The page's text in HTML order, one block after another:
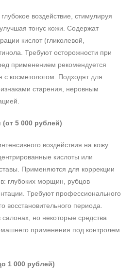
воздействие, стимулируя
тонус кожи. Содержат
кислот (гликолевой,
Требуют осторожности при
применением рекомендуется
с косметологом. Подходят для
старения, неровным
(от 5 000 рублей)
воздействия на кожу.
кислоты или
Применяются для коррекции
глубоких морщин, рубцов
Требуют профессионального
восстановительного периода.
но некоторые средства
применения под контролем
1 000 рублей)